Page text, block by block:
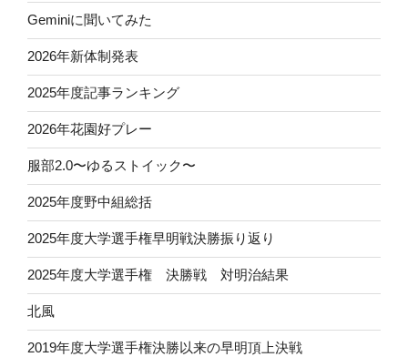
Geminiに聞いてみた
2026年新体制発表
2025年度記事ランキング
2026年花園好プレー
服部2.0〜ゆるストイック〜
2025年度野中組総括
2025年度大学選手権早明戦決勝振り返り
2025年度大学選手権 決勝戦 対明治結果
北風
2019年度大学選手権決勝以来の早明頂上決戦